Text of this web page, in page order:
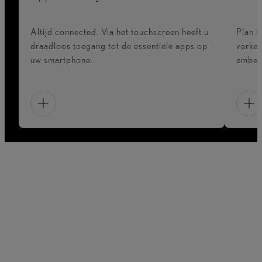
Altijd connected. Via het touchscreen heeft u
draadloos toegang tot de essentiële apps op
uw smartphone.
Plan